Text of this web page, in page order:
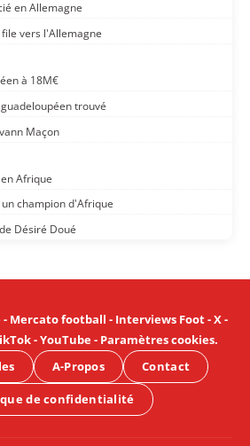
en Allemagne
file vers l'Allemagne
à 18M€
trouvé
Maçon
Afrique
champion d'Afrique
Désiré Doué
- Mercato football - Interviews Foot-X-
-YouTube- Paramètres cookies.
A-Propos Contact
de confidentialité